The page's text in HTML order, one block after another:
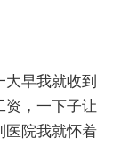
早我就收到
资，一下子让
医院我就怀着